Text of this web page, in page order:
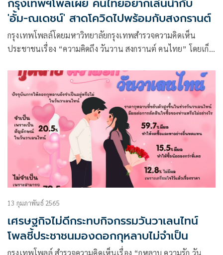
กรุงเทพฯโพลเผย คนไทยอยากเล่นน้ำกับ
'อั้ม-ณเดชน์' สาดโควิดไปพร้อมกับสงกรานต์
กรุงเทพโพลล์โดยมหาวิทยาลัยกรุงเทพสำรวจความคิดเห็น
ประชาชนเรื่อง “ความคิดถึง วันวาน สงกรานต์ คนไทย” โดยเก็บ
ประชาชนส่วนใหญ่ร้อยละ 56.3
13 กุมภาพันธ์ 2565
เศรษฐกิจไม่ดีกระทบกิจกรรมวันวาเลนไทน์
โพลชี้ประชาชนมองดอกกุหลาบไม่จำเป็น